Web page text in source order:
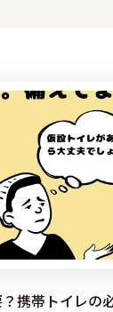
携帯トイレの